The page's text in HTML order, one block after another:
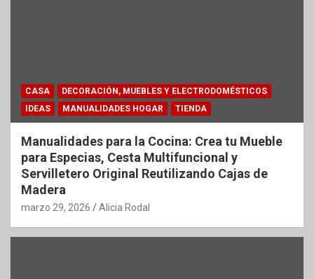
CASA
DECORACIÓN, MUEBLES Y ELECTRODOMÉSTICOS
IDEAS
MANUALIDADES HOGAR TIENDA
Manualidades para la Cocina: Crea tu Mueble
para Especias, Cesta Multifuncional y
Servilletero Original Reutilizando Cajas de
Madera
marzo 29, 2026 Alicia Rodal